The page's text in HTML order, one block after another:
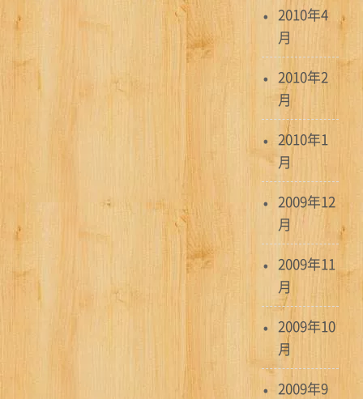
2010年4
月
2010年2
月
2010年1
月
2009年12
月
2009年11
月
2009年10
月
2009年9